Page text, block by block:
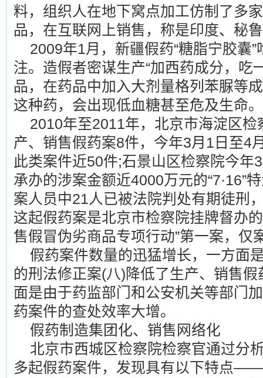
料，组织人在地下窝点加工仿制了多
品，在互联网上销售，称是印度、秘
2009年1月，新疆假药“糖脂宁胶囊
注。造假者密谋生产“加西药成分，吃
品，在药品中加入大剂量格列苯脲等
这种药，会出现低血糖甚至危及生命。
2010年至2011年，北京市海淀区
产、销售假药案8件，今年3月1日至4
此类案件近50件;石景山区检察院今年
承办的涉案金额近4000万元的“7·16”
案人员中21人已被法院判处有期徒刑
这起假药案是北京市检察院挂牌督办
售假冒伪劣商品专项行动”第一案，仅
假药案件数量的迅猛增长，一方面
的刑法修正案(八)降低了生产、销售假
面是由于药监部门和公安机关等部门
药案件的查处效率大增。
假药制造集团化、销售网络化
北京市西城区检察院检察官通过分
多起假药案件，发现具有以下特点